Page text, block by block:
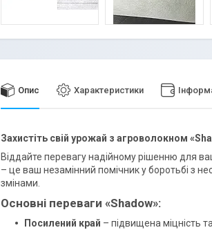
Опис Характеристики
Захистіть свій урожай з агроволокном
Віддайте перевагу надійному рішенню для
– це ваш незамінний помічник у боротьбі з
змінами.
Основні переваги «Shadow»:
Посилений край – підвищена міцність